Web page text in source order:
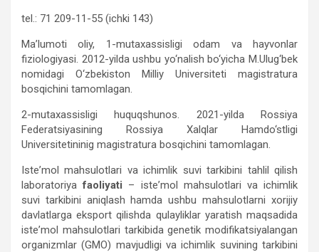
tel.: 71 209-11-55 (ichki 143)
Maʼlumoti oliy, 1-mutaxassisligi odam va hayvonlar
fiziologiyasi. 2012-yilda ushbu yo‘nalish bo‘yicha M.Ulug‘bek
nomidagi O‘zbekiston Milliy Universiteti magistratura
bosqichini tamomlagan.
2-mutaxassisligi huquqshunos. 2021-yilda Rossiya
Federatsiyasining Rossiya Xalqlar Hamdo‘stligi
Universitetininig magistratura bosqichini tamomlagan.
Isteʼmol mahsulotlari va ichimlik suvi tarkibini tahlil qilish
laboratoriyafaoliyati – isteʼmol mahsulotlari va ichimlik
suvi tarkibini aniqlash hamda ushbu mahsulotlarni xorijiy
davlatlarga eksport qilishda qulayliklar yaratish maqsadida
isteʼmol mahsulotlari tarkibida genetik modifikatsiyalangan
organizmlar (GMO) mavjudligi va ichimlik suvining tarkibini